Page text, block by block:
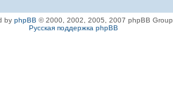
by phpBB © 2000, 2002, 2005, 2007 phpBB Group
Русская поддержка phpBB